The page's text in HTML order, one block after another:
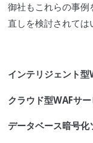
御社もこれらの事
直しを検討されては
インテリジェント型
クラウド型WAFサ
データベース暗号化